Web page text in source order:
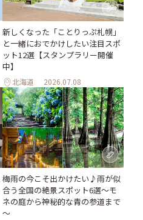
新しくなった「ことりっぷ札幌」
と一緒におでかけしたい注目スポ
ット12選【スタンプラリー開催
中】
北海道 2026.07.08
梅雨の今こそ出かけたい♪雨が似
合う全国の絶景スポット6選～モ
ネの庭から神秘的な青の参道まで
～